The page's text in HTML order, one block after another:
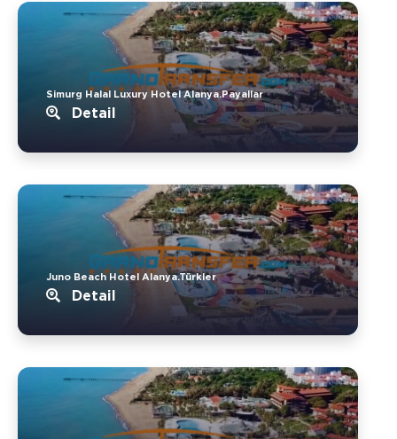
Simurg Halal Luxury Hotel Alanya.Payallar
Detail
Juno Beach Hotel Alanya.Türkler
Detail